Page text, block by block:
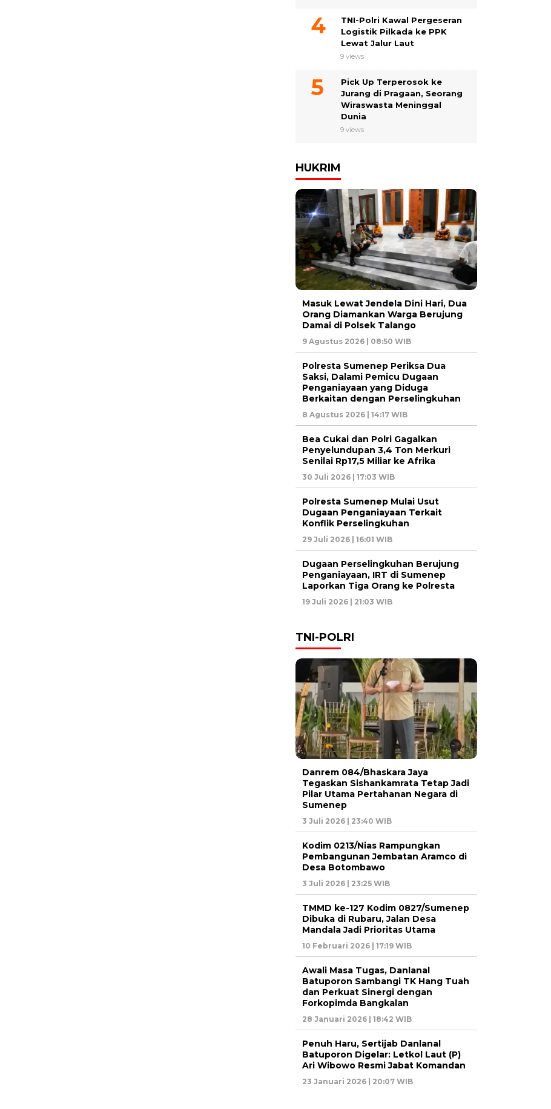
TNI-Polri Kawal Pergeseran
Logistik Pilkada ke PPK
Lewat Jalur Laut
9 views
Pick Up Terperosok ke
Jurang di Pragaan, Seorang
Wiraswasta Meninggal
Dunia
9 views
HUKRIM
Masuk Lewat Jendela Dini Hari, Dua
Orang Diamankan Warga Berujung
Damai di Polsek Talango
9 Agustus 2026 | 08:50 WIB
Polresta Sumenep Periksa Dua
Saksi, Dalami Pemicu Dugaan
Penganiayaan yang Diduga
Berkaitan dengan Perselingkuhan
8 Agustus 2026 | 14:17 WIB
Bea Cukai dan Polri Gagalkan
Penyelundupan 3,4 Ton Merkuri
Senilai Rp17,5 Miliar ke Afrika
30 Juli 2026 | 17:03 WIB
Polresta Sumenep Mulai Usut
Dugaan Penganiayaan Terkait
Konflik Perselingkuhan
29 Juli 2026 | 16:01 WIB
Dugaan Perselingkuhan Berujung
Penganiayaan, IRT di Sumenep
Laporkan Tiga Orang ke Polresta
19 Juli 2026 | 21:03 WIB
TNI-POLRI
Danrem 084/Bhaskara Jaya
Tegaskan Sishankamrata Tetap Jadi
Pilar Utama Pertahanan Negara di
Sumenep
3 Juli 2026 | 23:40 WIB
Kodim 0213/Nias Rampungkan
Pembangunan Jembatan Aramco di
Desa Botombawo
3 Juli 2026 | 23:25 WIB
TMMD ke-127 Kodim 0827/Sumenep
Dibuka di Rubaru, Jalan Desa
Mandala Jadi Prioritas Utama
10 Februari 2026 | 17:19 WIB
Awali Masa Tugas, Danlanal
Batuporon Sambangi TK Hang Tuah
dan Perkuat Sinergi dengan
Forkopimda Bangkalan
28 Januari 2026 | 18:42 WIB
Penuh Haru, Sertijab Danlanal
Batuporon Digelar: Letkol Laut (P)
Ari Wibowo Resmi Jabat Komandan
23 Januari 2026 | 20:07 WIB